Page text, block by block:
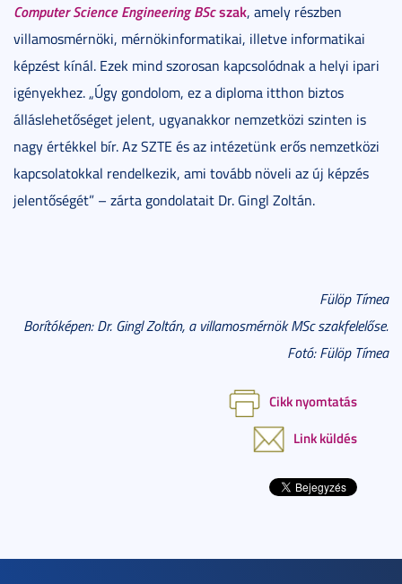
Computer Science Engineering BScszak, amely részben
villamosmérnöki, mérnökinformatikai, illetve informatikai
képzést kínál. Ezek mind szorosan kapcsolódnak a helyi ipari
igényekhez. „Úgy gondolom, ez a diploma itthon biztos
álláslehetőséget jelent, ugyanakkor nemzetközi szinten is
nagy értékkel bír. Az SZTE és az intézetünk erős nemzetközi
kapcsolatokkal rendelkezik, ami tovább növeli az új képzés
jelentőségét” – zárta gondolatait Dr. Gingl Zoltán.
Fülöp Tímea
Borítóképen: Dr. Gingl Zoltán, a villamosmérnök MSc szakfelelőse.
Fotó: Fülöp Tímea
Cikk nyomtatás
Link küldés